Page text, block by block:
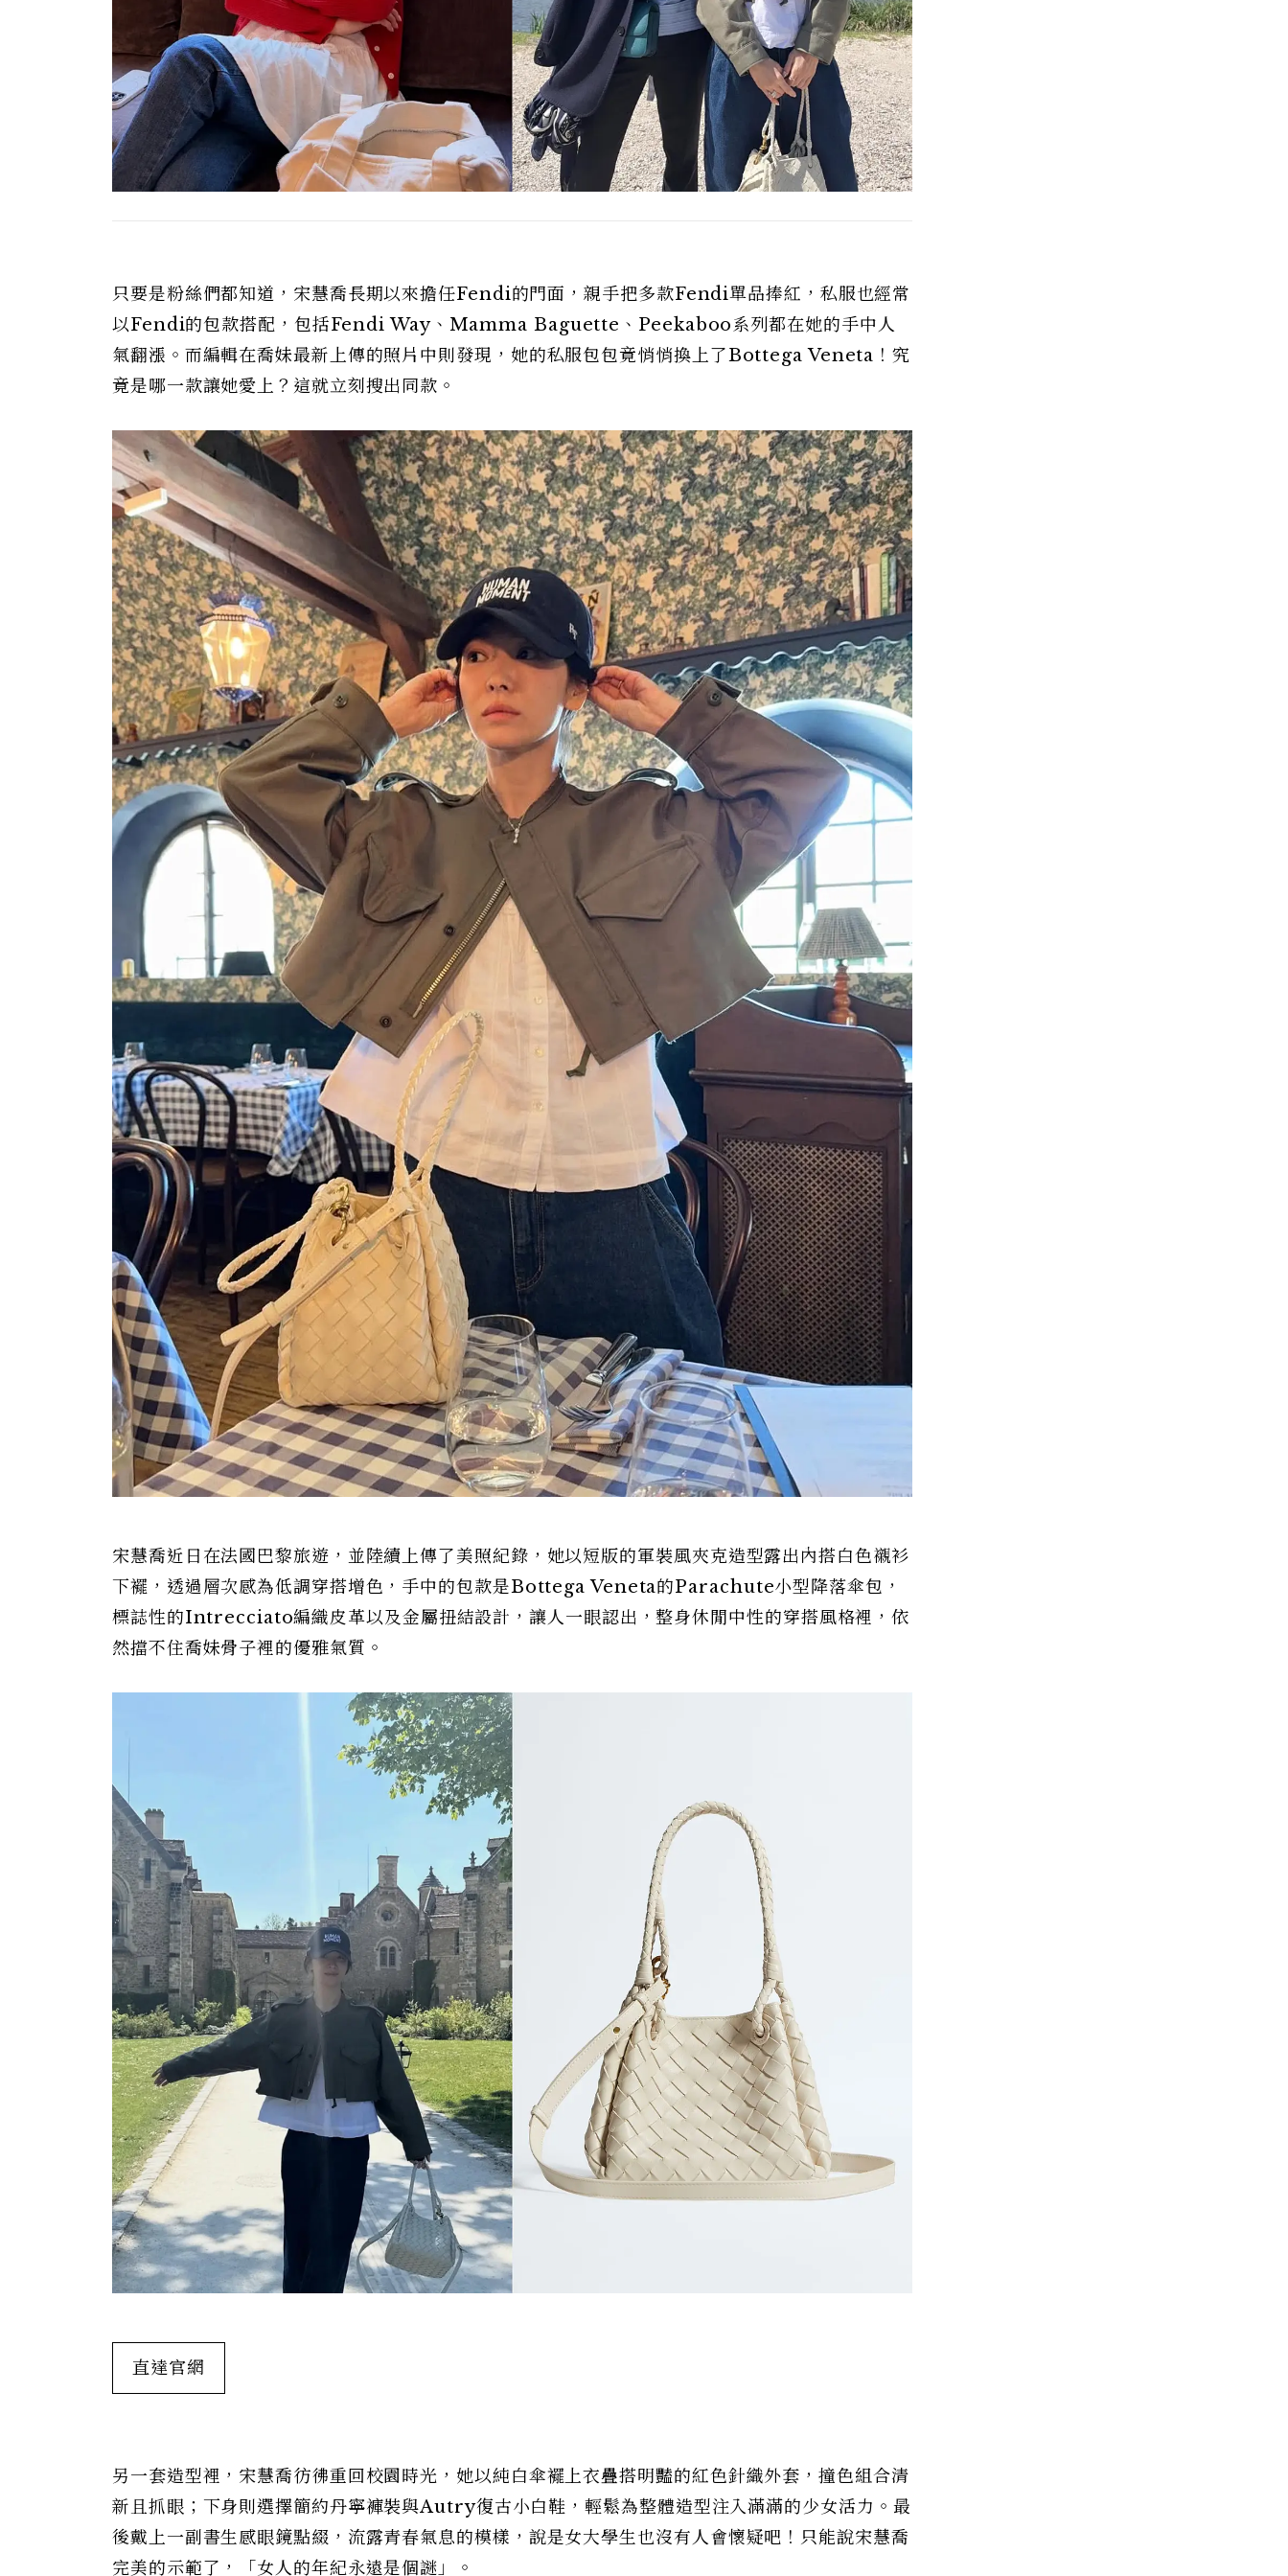
只要是粉絲們都知道，宋慧喬長期以來擔任Fendi的門面，親手把多款Fendi單品捧紅，私服也經常
以Fendi的包款搭配，包括Fendi Way、Mamma Baguette、Peekaboo系列都在她的手中人
氣翻漲。而編輯在喬妹最新上傳的照片中則發現，她的私服包包竟悄悄換上了Bottega Veneta！究
竟是哪一款讓她愛上？這就立刻搜出同款。
宋慧喬近日在法國巴黎旅遊，並陸續上傳了美照紀錄，她以短版的軍裝風夾克造型露出內搭白色襯衫
下襬，透過層次感為低調穿搭增色，手中的包款是Bottega Veneta的Parachute小型降落傘包，
標誌性的Intrecciato編織皮革以及金屬扭結設計，讓人一眼認出，整身休閒中性的穿搭風格裡，依
然擋不住喬妹骨子裡的優雅氣質。
直達官網
另一套造型裡，宋慧喬彷彿重回校園時光，她以純白傘襬上衣疊搭明豔的紅色針織外套，撞色組合清
新且抓眼；下身則選擇簡約丹寧褲裝與Autry復古小白鞋，輕鬆為整體造型注入滿滿的少女活力。最
後戴上一副書生感眼鏡點綴，流露青春氣息的模樣，說是女大學生也沒有人會懷疑吧！只能說宋慧喬
完美的示範了，「女人的年紀永遠是個謎」。